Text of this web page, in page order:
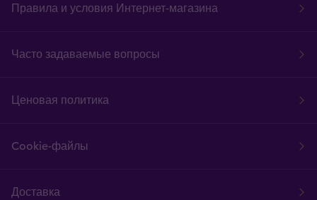
Правила и условия Интернет-магазина
Часто задаваемые вопросы
Ценовая политика
Cookie-файлы
Доставка